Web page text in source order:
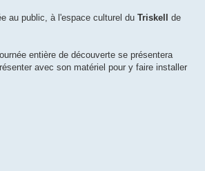
au public, à l'espace culturel du Triskell de
entière de découverte se présentera
avec son matériel pour y faire installer